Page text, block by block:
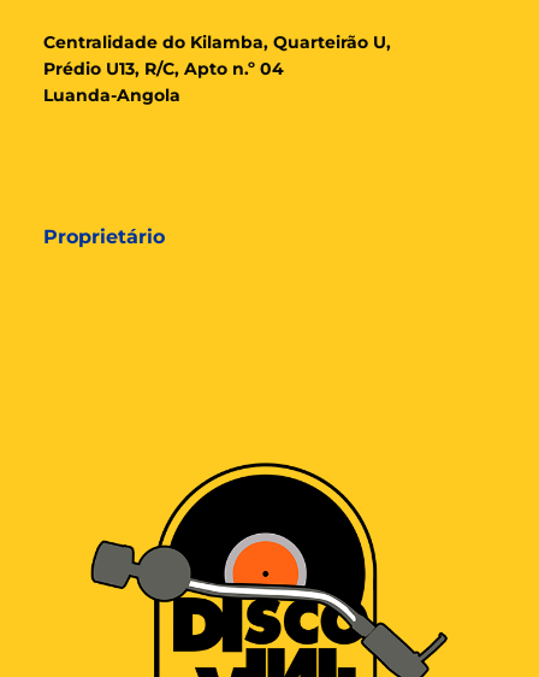
Centralidade do Kilamba, Quarteirão U,
Prédio U13, R/C, Apto n.º 04
Luanda-Angola
Proprietário